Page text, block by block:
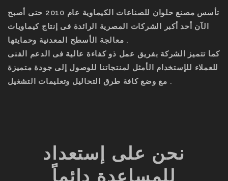
تأسس مصنع حلوان للصناعات الكيماوية عام 2010 حتى أصبح
الآن أحد أكبر الشركات المصرية الرائدة فى إنتاج كيماويات
معالجة الأسطح المعدنية وحمايتها .
كما تتميز الشركة بفريق عمل ذو كفاءة عالية فى الدعم الفنى
للعملاء للإستخدام الأمثل لمنتجاتنا للوصول إلى جودة متميزة
مع وضع كافة طرق التحاليل وتعليمات التشغيل .
نحن على إستعداد
للمساعدة دائماً